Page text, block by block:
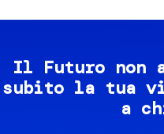
Il Futuro non
subito la tua
a